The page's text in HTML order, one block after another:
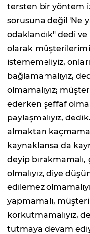
tersten bir yöntem
sorusuna değil 'Ne
odaklandık" dedi
olarak
istememeliyiz,
bağlamamalıyız,
olmamalıyız;
ederken şeffaf
paylaşmalıyız,
almaktan
kaynaklansa da
deyip
olmalıyız, diye
edilemez
yapmamalı,
korkutmamalıyız,
tutmaya devam